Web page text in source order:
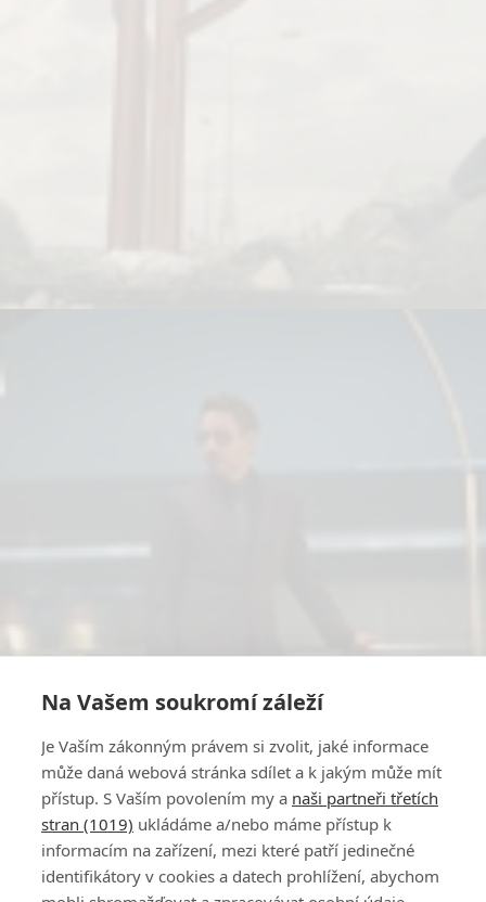
Na Vašem soukromí záleží
Je Vaším zákonným právem si zvolit, jaké informace
může daná webová stránka sdílet a k jakým může mít
přístup. S Vaším povolením my a naši partneři třetích
stran (1019) ukládáme a/nebo máme přístup k
informacím na zařízení, mezi které patří jedinečné
identifikátory v cookies a datech prohlížení, abychom